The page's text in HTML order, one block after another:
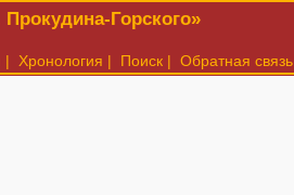
Горского»
| Хронология | Поиск | Обратная связь